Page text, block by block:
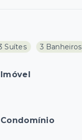
Suítes 3 Banheiros